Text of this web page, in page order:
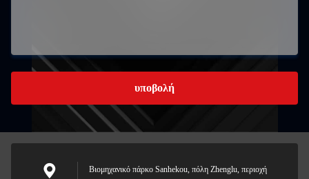
υποβολή
Βιομηχανικό πάρκο Sanhekou, πόλη Zhenglu, περιοχή